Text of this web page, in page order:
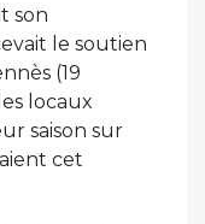
son
le soutien
(19
locaux
saison sur
cet